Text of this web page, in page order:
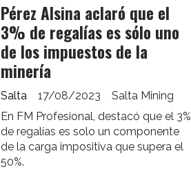
Pérez Alsina aclaró que el
3% de regalías es sólo uno
de los impuestos de la
minería
Salta Mining
Salta
17/08/2023
En FM Profesional, destacó que el 3%
de regalías es solo un componente
de la carga impositiva que supera el
50%.